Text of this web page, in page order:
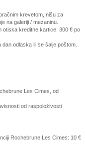
krevetom, nišu za
na galeriji / mezaninu.
otiska kreditne kartice: 300 € po
odlaska ili se šalje poštom.
Les Cimes, od
od raspoloživosti
Rochebrune Les Cimes: 10 €